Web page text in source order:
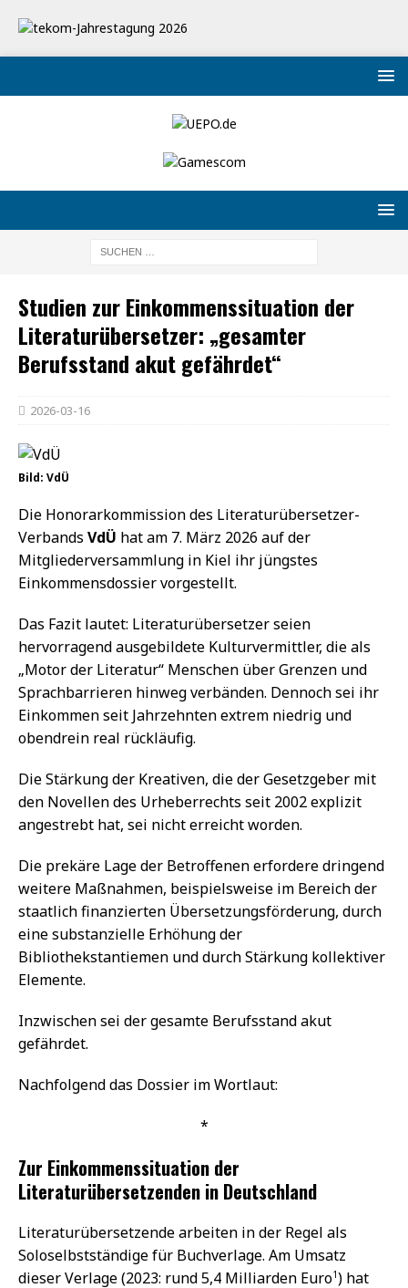
Studien zur Einkommenssituation der
Literaturübersetzer: „gesamter
Berufsstand akut gefährdet“
2026-03-16
Bild: VdÜ
Die Honorarkommission des Literaturübersetzer-
Verbands VdÜ hat am 7. März 2026 auf der
Mitgliederversammlung in Kiel ihr jüngstes
Einkommensdossier vorgestellt.
Das Fazit lautet: Literaturübersetzer seien
hervorragend ausgebildete Kulturvermittler, die als
„Motor der Literatur“ Menschen über Grenzen und
Sprachbarrieren hinweg verbänden. Dennoch sei ihr
Einkommen seit Jahrzehnten extrem niedrig und
obendrein real rückläufig.
Die Stärkung der Kreativen, die der Gesetzgeber mit
den Novellen des Urheberrechts seit 2002 explizit
angestrebt hat, sei nicht erreicht worden.
Die prekäre Lage der Betroffenen erfordere dringend
weitere Maßnahmen, beispielsweise im Bereich der
staatlich finanzierten Übersetzungsförderung, durch
eine substanzielle Erhöhung der
Bibliothekstantiemen und durch Stärkung kollektiver
Elemente.
Inzwischen sei der gesamte Berufsstand akut
gefährdet.
Nachfolgend das Dossier im Wortlaut:
*
Zur Einkommenssituation der
Literaturübersetzenden in Deutschland
Literaturübersetzende arbeiten in der Regel als
Soloselbstständige für Buchverlage. Am Umsatz
dieser Verlage (2023: rund 5,4 Milliarden Euro1) hat